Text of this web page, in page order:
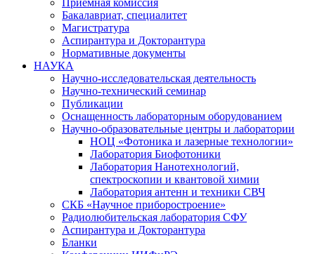
Приёмная комиссия
Бакалавриат, специалитет
Магистратура
Аспирантура и Докторантура
Нормативные документы
НАУКА
Научно-исследовательская деятельность
Научно-технический семинар
Публикации
Оснащенность лабораторным оборудованием
Научно-образовательные центры и лаборатории
НОЦ «Фотоника и лазерные технологии»
Лаборатория Биофотоники
Лаборатория Нанотехнологий,
спектроскопии и квантовой химии
Лаборатория антенн и техники СВЧ
СКБ «Научное приборостроение»
Радиолюбительская лаборатория СФУ
Аспирантура и Докторантура
Бланки